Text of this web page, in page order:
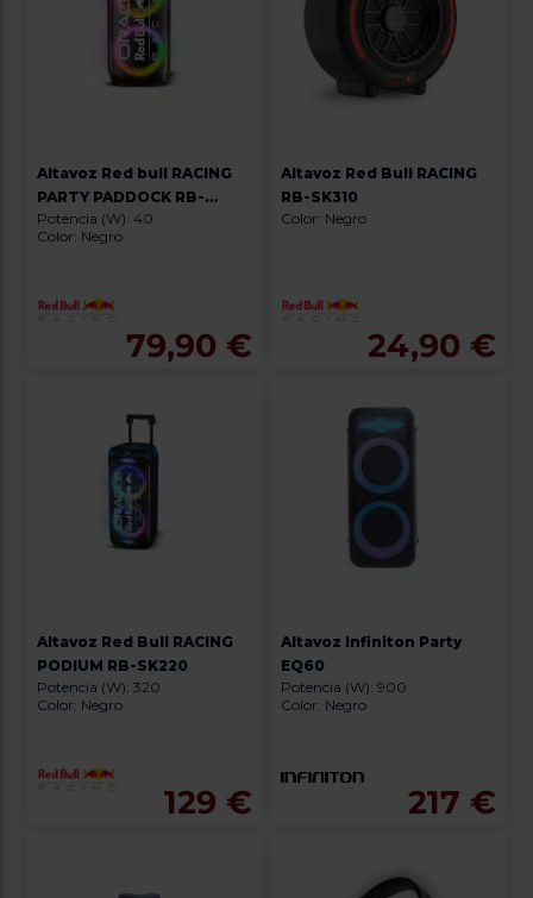
Altavoz Red bull RACING
PARTY PADDOCK RB-
SK230
Potencia (W): 40
Color: Negro
79,90 €
Altavoz Red Bull RACING
RB-SK310
Color: Negro
24,90 €
Altavoz Red Bull RACING
PODIUM RB-SK220
Potencia (W): 320
Color: Negro
129 €
Altavoz Infiniton Party
EQ60
Potencia (W): 900
Color: Negro
217 €